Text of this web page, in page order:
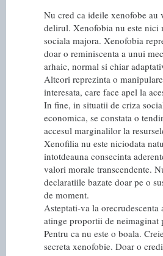
Nu cred ca ideile xenofobe au
delirul. Xenofobia nu este nici
sociala majora. Xenofobia
doar o reminiscenta a unui
arhaic, normal si chiar
Alteori reprezinta o
interesata, care face apel la
In fine, in situatii de criza
economica, se constata o
accesul marginalilor la
Xenofilia nu este niciodata
intotdeauna consecinta
valori morale transcendente.
declaratiile bazate doar pe o
de moment.
Asteptati-va la
atinge proportii de neimaginat
Pentru ca nu este o boala.
secreta xenofobie. Doar o